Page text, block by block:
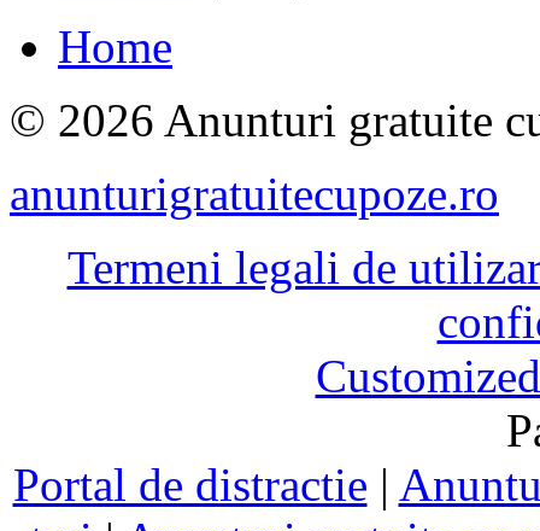
Home
© 2026 Anunturi gratuite
anunturigratuitecupoze.ro
Termeni legali de
Portal de distractie |